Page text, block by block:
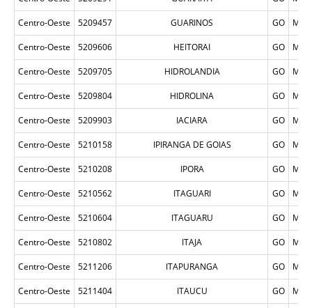
Centro-Oeste 5209457 GUARINOS GO
Centro-Oeste 5209606 HEITORAI GO
Centro-Oeste 5209705 HIDROLANDIA GO
Centro-Oeste 5209804 HIDROLINA GO
Centro-Oeste 5209903 IACIARA GO
Centro-Oeste 5210158 IPIRANGA DE GOIAS GO
Centro-Oeste 5210208 IPORA GO
Centro-Oeste 5210562 ITAGUARI GO
Centro-Oeste 5210604 ITAGUARU GO
Centro-Oeste 5210802 ITAJA GO
Centro-Oeste 5211206 ITAPURANGA GO
Centro-Oeste 5211404 ITAUCU GO